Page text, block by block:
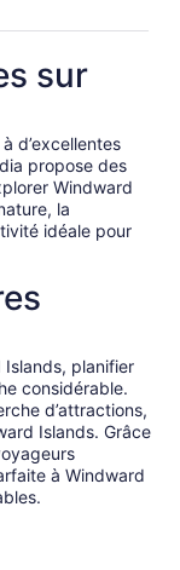
sur
d’excellentes
propose des
Windward
la
idéale pour
planifier
considérable.
d’attractions,
Islands. Grâce
à Windward